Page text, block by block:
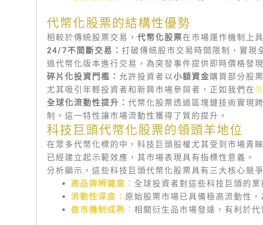
代幣化股票的結構性優勢
相較於傳統股票交易， 代幣化股票在市場運作機制上
24/7不間斷交易： 打破傳統股市交易時間限制，實現
過代幣化版本進行交易，為突發事件提供即時價格發現
碎片化投資門檻： 允許投資者以小額資金購買部分股
尤其吸引年輕投資者和新興市場參與者，正如我們在
全球化流動性提升： 代幣化股票透過區塊鏈技術實現
制。這一特性讓市場流動性獲得了質的提升。
科技巨頭代幣化股票的領頭羊地位
在眾多代幣化標的中，科技巨頭股權尤其受到市場青睞
已經建立起示範效應，其市場表現具有指標性意義。
分析顯示，這些科技巨頭代幣化股票具有三大核心競爭
高品牌辨識度： 全球投資者對這些科技巨頭的
流動性深度： 原始股票市場已具備極高流動性
做市機制成熟： 相關衍生品市場發達，有利於